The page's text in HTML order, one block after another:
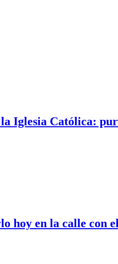
Iglesia Católica:
hoy en la calle con